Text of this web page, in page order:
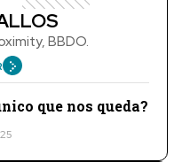
BBDO.
que nos queda?